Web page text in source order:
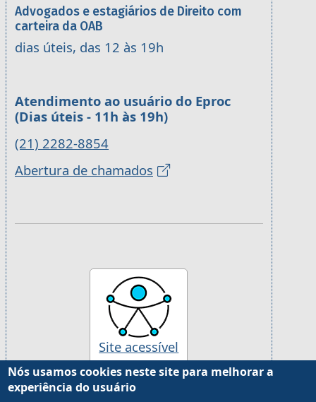
Advogados e estagiários de Direito com
carteira da OAB
dias úteis, das 12 às 19h
Atendimento ao usuário do Eproc
(Dias úteis - 11h às 19h)
(21) 2282-8854
Abertura de chamados
Site acessível
Desenvolvido pela Justiça Federal da 2ª Região, com
Nós usamos cookies neste site para melhorar a
experiência do usuário